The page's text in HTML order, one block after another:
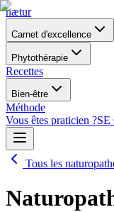
nætur
Carnet d'excellence
Phytothérapie
Recettes
Bien-être
Méthode
Vous êtes praticien ?SE
Tous les